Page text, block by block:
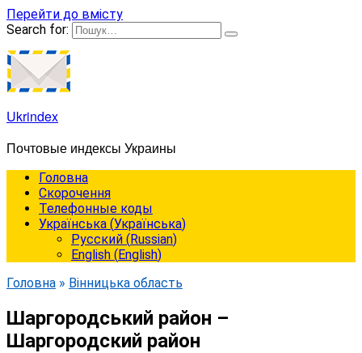
Перейти до вмісту
Search for:
Ukrindex
Почтовые индексы Украины
Головна
Cкорочення
Телефонные коды
Українська (Українська)
Русский (Russian)
English (English)
Головна » Вінницька область
Шаргородський район –
Шаргородский район